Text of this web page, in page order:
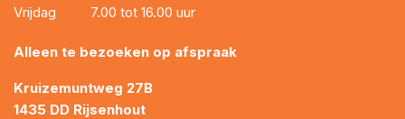
Vrijdag
7.00 tot 16.00 uur
Alleen te bezoeken op afspraak
Kruizemuntweg 27B
1435 DD Rijsenhout